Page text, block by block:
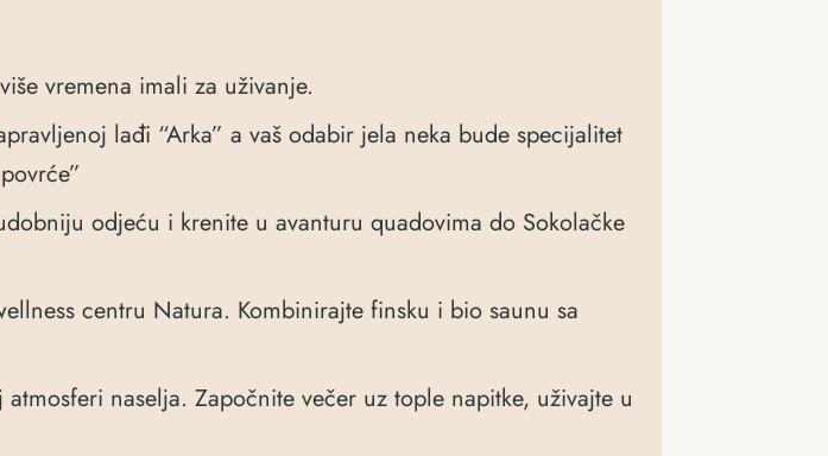
vremena imali za uživanje.
lađi “Arka” a vaš odabir jela neka bude specijalitet
odjeću i krenite u avanturu quadovima do Sokolačke
centru Natura. Kombinirajte finsku i bio saunu sa
naselja. Započnite večer uz tople napitke, uživajte u